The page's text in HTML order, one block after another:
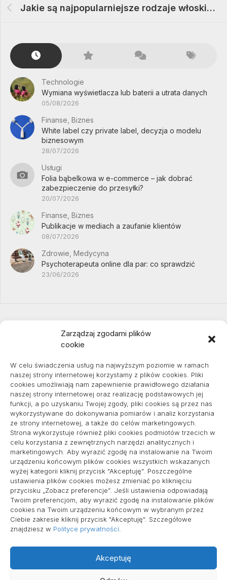
Zarządzaj zgodami plików
cookie
W celu świadczenia usług na najwyższym poziomie w ramach
naszej strony internetowej korzystamy z plików cookies. Pliki
cookies umożliwiają nam zapewnienie prawidłowego działania
naszej strony internetowej oraz realizację podstawowych jej
funkcji, a po uzyskaniu Twojej zgody, pliki cookies są przez nas
wykorzystywane do dokonywania pomiarów i analiz korzystania
ze strony internetowej, a także do celów marketingowych.
Strona wykorzystuje również pliki cookies podmiotów trzecich w
celu korzystania z zewnętrznych narzędzi analitycznych i
marketingowych. Aby wyrazić zgodę na instalowanie na Twoim
urządzeniu końcowym plików cookies wszystkich wskazanych
wyżej kategorii kliknij przycisk "Akceptuję". Poszczególne
ustawienia plików cookies możesz zmieniać po kliknięciu
przycisku „Zobacz preferencje”. Jeśli ustawienia odpowiadają
Twoim preferencjom, aby wyrazić zgodę na instalowanie plików
cookies na Twoim urządzeniu końcowym w wybranym przez
Ciebie zakresie kliknij przycisk "Akceptuję". Szczegółowe
znajdziesz w Polityce prywatności
Akceptuję
Jakie są najpopularniejsze rodzaje włoskich serów mozzarella
Technologie
Wymiana wyświetlacza lub baterii a utrata danych
05/08/2026
Finanse, Biznes
White label czy private label, decyzja o modelu
biznesowym
28/07/2026
Usługi
Folia bąbelkowa w e-commerce – jak dobrać
zabezpieczenie do przesyłki?
20/07/2026
Finanse, Biznes
Publikacje w mediach a zaufanie klientów
08/07/2026
Zdrowie, Medycyna
Psychoterapeuta online dla par: co sprawdzić
23/06/2026
pozycjonowanie lokalne
Informacje
Polityka plików cookies (EU)
Polityka prywatności
Wszelkie prawa zastrzeżone